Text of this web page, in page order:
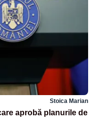
Stoica Marian
aprobă planurile de